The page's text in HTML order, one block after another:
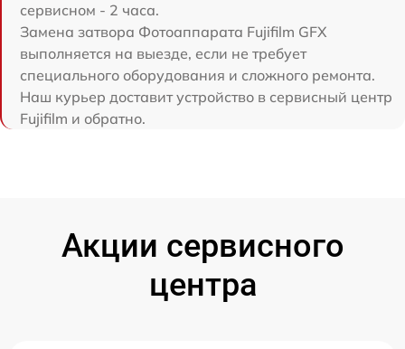
сервисном - 2 часа.
Замена затвора Фотоаппарата Fujifilm GFX
выполняется на выезде, если не требует
специального оборудования и сложного ремонта.
Наш курьер доставит устройство в сервисный центр
Fujifilm и обратно.
Акции сервисного
центра